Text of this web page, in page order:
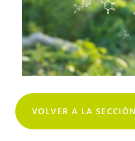
VOLVER A LA